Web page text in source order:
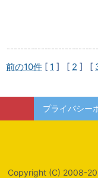
前の10件 [ 1 ] [ 2 ] [
プライバシー
Copyright (C) 2008-